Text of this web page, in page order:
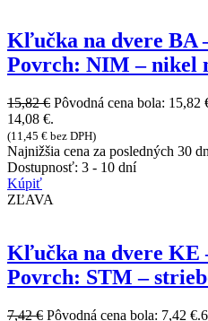
Kľučka na dvere BA
Povrch: NIM – nikel
15,82€ Pôvodná cena bola: 15,82
14,08 €.
(11,45 € bez DPH)
Najnižšia cena za posledných 30
Dostupnosť: 3 - 10 dní
Kúpiť
ZĽAVA
Kľučka na dvere KE
Povrch: STM –
7,42€ Pôvodná cena bola: 7,42 €.